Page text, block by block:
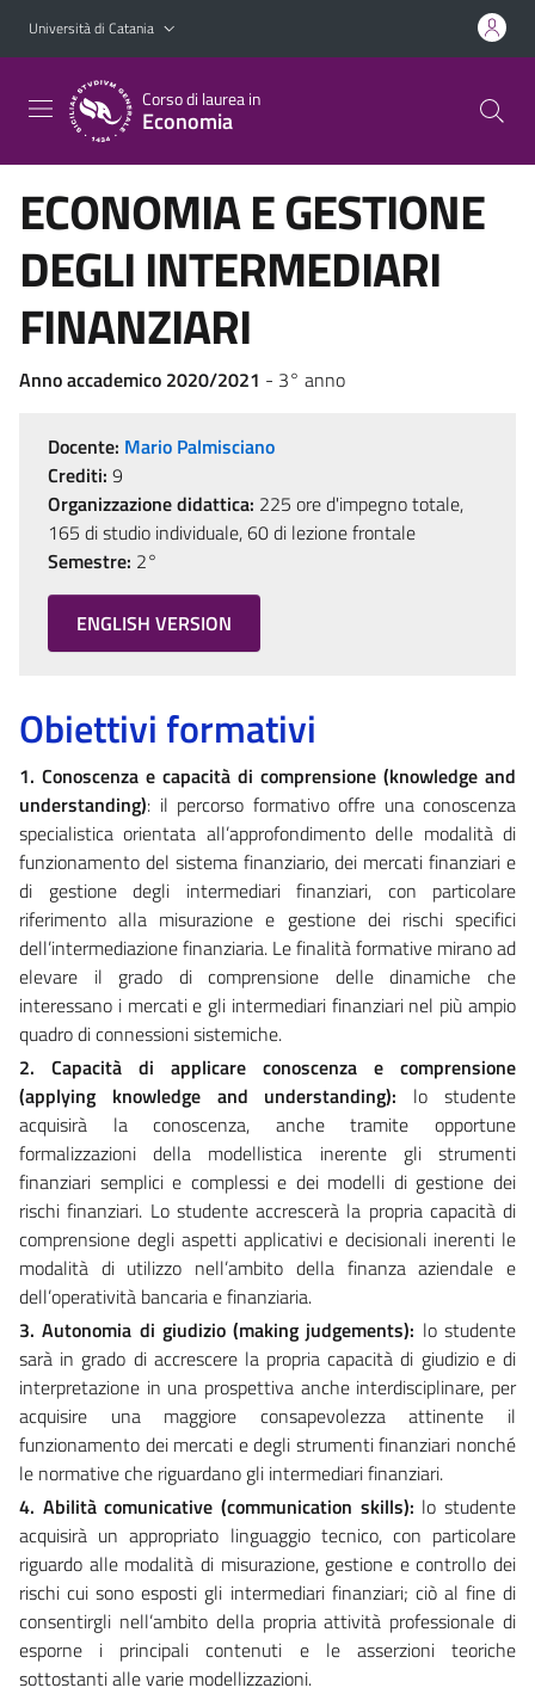
Vai al contenuto principale
Vai al menu di navigazione
Università di Catania
Corso di laurea in
Economia
ECONOMIA E GESTIONE
DEGLI INTERMEDIARI
FINANZIARI
Anno accademico 2020/2021 - 3° anno
Docente: Mario Palmisciano
Crediti: 9
Organizzazione didattica: 225 ore d'impegno totale,
165 di studio individuale, 60 di lezione frontale
Semestre: 2°
ENGLISH VERSION
Obiettivi formativi
1. Conoscenza e capacità di comprensione (knowledge and
understanding): il percorso formativo offre una conoscenza
specialistica orientata all’approfondimento delle modalità di
funzionamento del sistema finanziario, dei mercati finanziari e
di gestione degli intermediari finanziari, con particolare
riferimento alla misurazione e gestione dei rischi specifici
dell’intermediazione finanziaria. Le finalità formative mirano ad
elevare il grado di comprensione delle dinamiche che
interessano i mercati e gli intermediari finanziari nel più ampio
quadro di connessioni sistemiche.
2. Capacità di applicare conoscenza e comprensione
(applying knowledge and understanding): lo studente
acquisirà la conoscenza, anche tramite opportune
formalizzazioni della modellistica inerente gli strumenti
finanziari semplici e complessi e dei modelli di gestione dei
rischi finanziari. Lo studente accrescerà la propria capacità di
comprensione degli aspetti applicativi e decisionali inerenti le
modalità di utilizzo nell’ambito della finanza aziendale e
dell’operatività bancaria e finanziaria.
3. Autonomia di giudizio (making judgements): lo studente
sarà in grado di accrescere la propria capacità di giudizio e di
interpretazione in una prospettiva anche interdisciplinare, per
acquisire una maggiore consapevolezza attinente il
funzionamento dei mercati e degli strumenti finanziari nonché
le normative che riguardano gli intermediari finanziari.
4. Abilità comunicative (communication skills): lo studente
acquisirà un appropriato linguaggio tecnico, con particolare
riguardo alle modalità di misurazione, gestione e controllo dei
rischi cui sono esposti gli intermediari finanziari; ciò al fine di
consentirgli nell’ambito della propria attività professionale di
esporne i principali contenuti e le asserzioni teoriche
sottostanti alle varie modellizzazioni.